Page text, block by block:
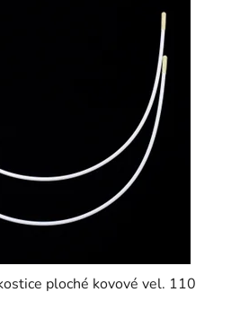
ploché kovové vel. 110